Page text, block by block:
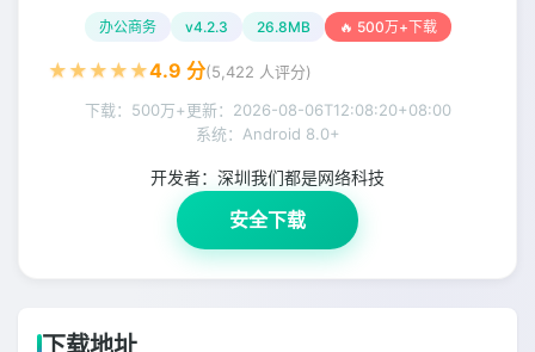
办公商务 v4.2.3 26.8MB 🔥 500万+下载
★ ★ ★ ★ ★4.9 分(5,422 人评分)
下载：500万+更新： 2026-08-06T12:08:20+08:00
系统：Android 8.0+
开发者： 深圳我们都是网络科技
安全下载
下载地址